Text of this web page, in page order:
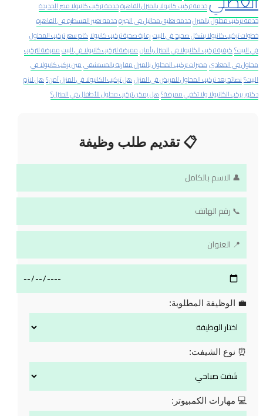
خدمة تركيب كانيولا بالمنزل القاهرةخدمة تركيب كانيولا مصر الجديدة
خدمة تركيب محلول بالمنزلخدمة تعليق محاليل في الجيزةخدمة تغيير القسطرة في القاهرة
خطوات تركيب كانيولا بشكل صحيح في البيت رعاية صحية تركيب كانيولاكام سعر تركيب المحلول
في البيت؟كيفية تركيب الكانيولا في المنزل بأمانممرضة لتركيب كانيولا في البيتممرضة لتركيب
محلول في المعاديمميزات تركيب المحلول بالمنزل مقارنة بالمستشفىمين يركب كانيولا في
البيت؟نصائح بعد تركيب المحلول للمريض في المنزلهل تركيب الكانيولا في المنزل آمن؟هل لازم
دكتور يركب الكانيولا ولا تكفي ممرضة؟هل يمكن تركيب محلول للأطفال في المنزل؟
📋 تقديم طلب وظيفة
💼 الوظيفة المطلوبة:
⏰ نوع الشيفت:
💻 مهارات الكمبيوتر: